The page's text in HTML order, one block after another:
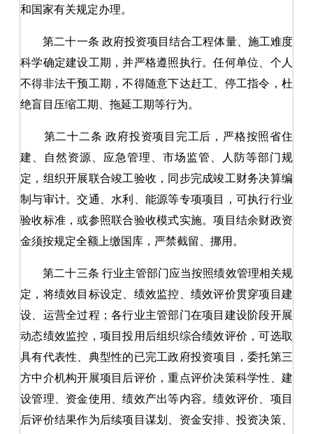
和国家有关规定办理。
第二十一条 政府投资项目结合工程体量、施工难度
科学确定建设工期，并严格遵照执行。任何单位、个人
不得非法干预工期，不得随意下达赶工、停工指令，杜
绝盲目压缩工期、拖延工期等行为。
第二十二条 政府投资项目完工后，严格按照省住
建、自然资源、应急管理、市场监管、人防等部门规
定，组织开展联合竣工验收，同步完成竣工财务决算编
制与审计。交通、水利、能源等专项项目，可执行行业
验收标准，或参照联合验收模式实施。项目结余财政资
金须按规定全额上缴国库，严禁截留、挪用。
第二十三条 行业主管部门应当按照绩效管理相关规
定，将绩效目标设定、绩效监控、绩效评价贯穿项目建
设、运营全过程；各行业主管部门在项目建设阶段开展
动态绩效监控，项目投用后组织综合绩效评价，可选取
具有代表性、典型性的已完工政府投资项目，委托第三
方中介机构开展项目后评价，重点评价决策科学性、建
设管理、资金使用、绩效产出等内容。绩效评价、项目
后评价结果作为后续项目谋划、资金安排、投资决策、